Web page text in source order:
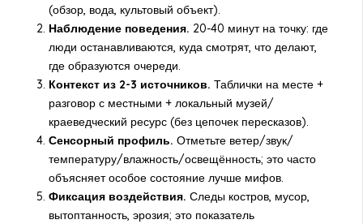
(обзор, вода, культовый объект).
Наблюдение поведения. 20-40 минут на точку: где
люди останавливаются, куда смотрят, что делают,
где образуются очереди.
Контекст из 2-3 источников. Таблички на месте +
разговор с местными + локальный музей/
краеведческий ресурс (без цепочек пересказов).
Сенсорный профиль. Отметьте ветер/звук/
температуру/влажность/освещённость; это часто
объясняет особое состояние лучше мифов.
Фиксация воздействия. Следы костров, мусор,
вытоптанность, эрозия; это показатель